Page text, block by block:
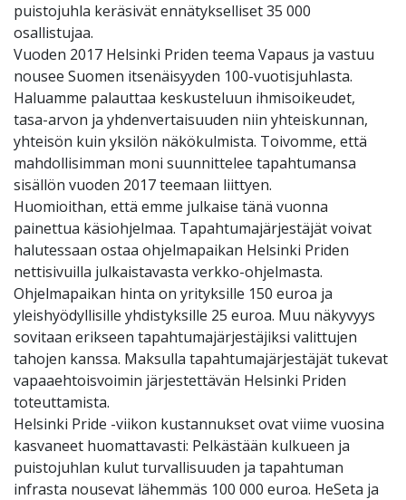
puistojuhla keräsivät ennätykselliset 35 000
osallistujaa.
Vuoden 2017 Helsinki Priden teema Vapaus ja vastuu
nousee Suomen itsenäisyyden 100-vuotisjuhlasta.
Haluamme palauttaa keskusteluun ihmisoikeudet,
tasa-arvon ja yhdenvertaisuuden niin yhteiskunnan,
yhteisön kuin yksilön näkökulmista. Toivomme, että
mahdollisimman moni suunnittelee tapahtumansa
sisällön vuoden 2017 teemaan liittyen.
Huomioithan, että emme julkaise tänä vuonna
painettua käsiohjelmaa. Tapahtumajärjestäjät voivat
halutessaan ostaa ohjelmapaikan Helsinki Priden
nettisivuilla julkaistavasta verkko-ohjelmasta.
Ohjelmapaikan hinta on yrityksille 150 euroa ja
yleishyödyllisille yhdistyksille 25 euroa. Muu näkyvyys
sovitaan erikseen tapahtumajärjestäjiksi valittujen
tahojen kanssa. Maksulla tapahtumajärjestäjät tukevat
vapaaehtoisvoimin järjestettävän Helsinki Priden
toteuttamista.
Helsinki Pride -viikon kustannukset ovat viime vuosina
kasvaneet huomattavasti: Pelkästään kulkueen ja
puistojuhlan kulut turvallisuuden ja tapahtuman
infrasta nousevat lähemmäs 100 000 euroa. HeSeta ja